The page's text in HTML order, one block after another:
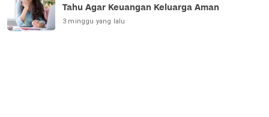
Tahu Agar Keuangan Keluarga Aman
3 minggu yang lalu